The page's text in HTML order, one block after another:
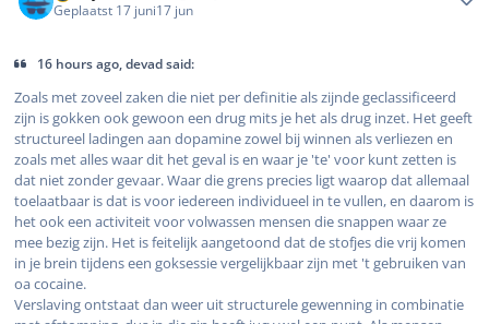
Geplaatst 17 juni17 jun
16 hours ago, devad said:
Zoals met zoveel zaken die niet per definitie als zijnde geclassificeerd
zijn is gokken ook gewoon een drug mits je het als drug inzet. Het geeft
structureel ladingen aan dopamine zowel bij winnen als verliezen en
zoals met alles waar dit het geval is en waar je 'te' voor kunt zetten is
dat niet zonder gevaar. Waar die grens precies ligt waarop dat allemaal
toelaatbaar is dat is voor iedereen individueel in te vullen, en daarom is
het ook een activiteit voor volwassen mensen die snappen waar ze
mee bezig zijn. Het is feitelijk aangetoond dat de stofjes die vrij komen
in je brein tijdens een goksessie vergelijkbaar zijn met 't gebruiken van
oa cocaine.
Verslaving ontstaat dan weer uit structurele gewenning in combinatie